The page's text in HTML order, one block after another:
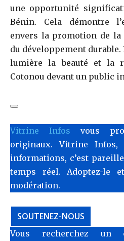
une opportunité
Bénin. Cela démontre
envers la promotion de la
du développement
lumière la beauté et la
Cotonou devant un public
Vitrine Infos vous
originaux. Vitrine Infos,
informations, c’est
temps réel. Adoptez-le
modération.
SOUTENEZ-NOUS
Vous recherchez un